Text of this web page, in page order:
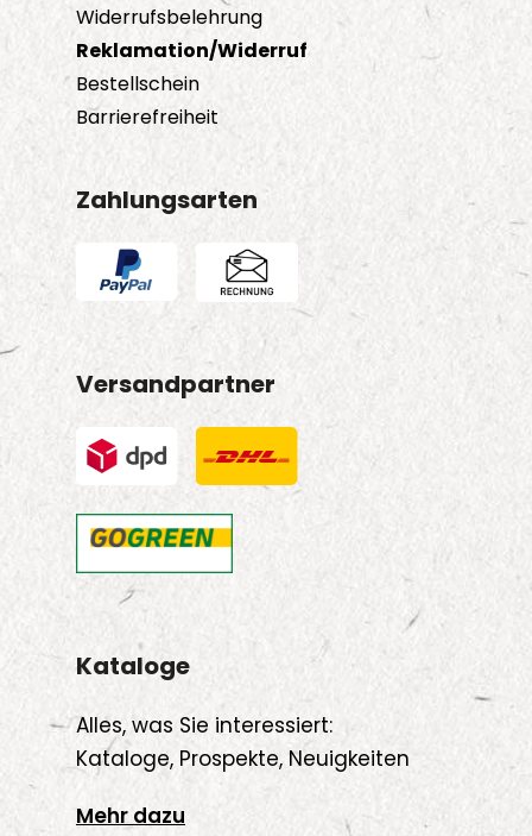
Widerrufsbelehrung
Reklamation/Widerruf
Bestellschein
Barrierefreiheit
Zahlungsarten
Versandpartner
Kataloge
Alles, was Sie interessiert:
Kataloge, Prospekte, Neuigkeiten
Mehr dazu